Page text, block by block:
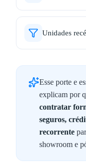
Unidades
Esse porte e
explicam por
contratar
seguros,
recorrente
showroom e